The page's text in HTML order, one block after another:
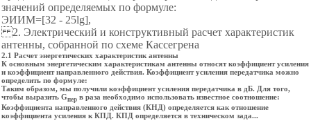
значений определяемых по формуле:
ЭИИМ=[32 - 25lg],
2. Электрический и конструктивный расчет характеристик
антенны, собранной по схеме Кассегрена
2.1 Расчет энергетических характеристик антенны
К основным энергетическим характеристикам антенны относят коэффициент усиления
и коэффициент направленного действия. Коэффициент усиления передатчика можно
определить по формуле:
Таким образом, мы получили коэффициент усиления передатчика в дБ. Для того,
чтобы выразить Gпер в раза необходимо использовать известное соотношение:
Коэффициента направленного действия (КНД) определяется как отношение
коэффициента усиления к КПД. КПД определяется в техническом зада...